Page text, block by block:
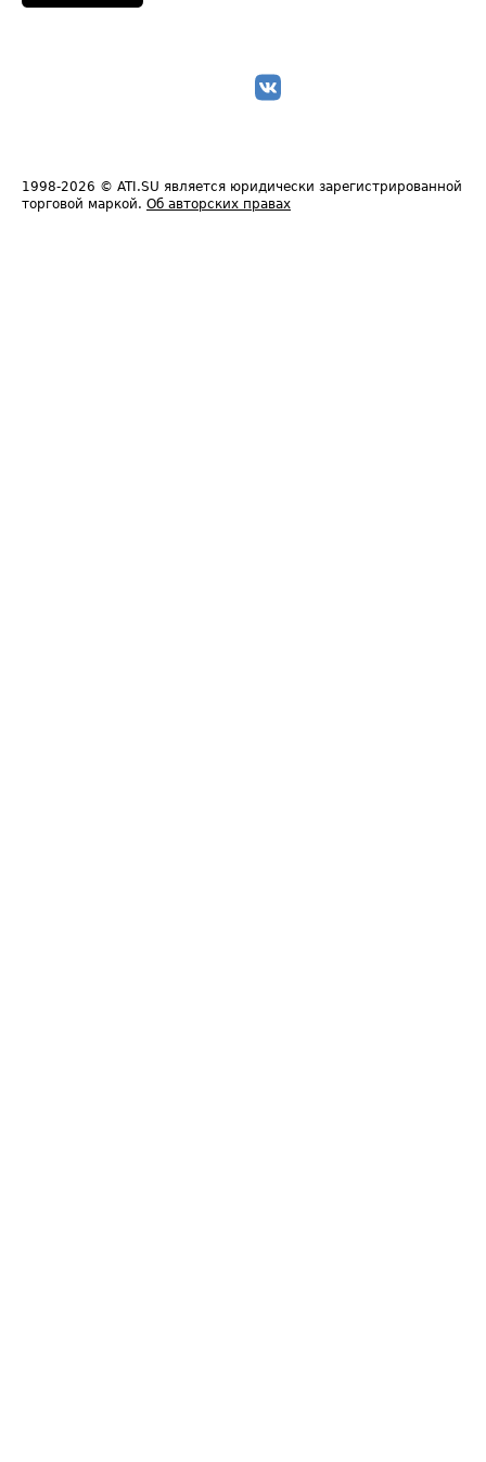
1998-2026 © ATI.SU является юридически зарегистрированной
торговой маркой. Об авторских правах